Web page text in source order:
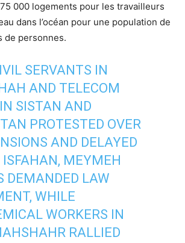
75 000 logements pour les travailleurs
dans l’océan pour une population de
de personnes.
SERVANTS IN
AND TELECOM
SISTAN AND
PROTESTED OVER
AND DELAYED
MEYMEH
DEMANDED LAW
WHILE
WORKERS IN
RALLIED